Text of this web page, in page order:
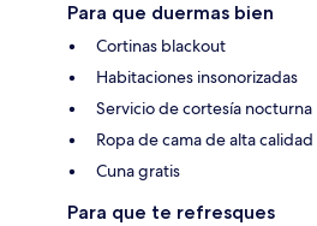
Para que duermas bien
Cortinas blackout
Habitaciones insonorizadas
Servicio de cortesía nocturna
Ropa de cama de alta calidad
Cuna gratis
Para que te refresques